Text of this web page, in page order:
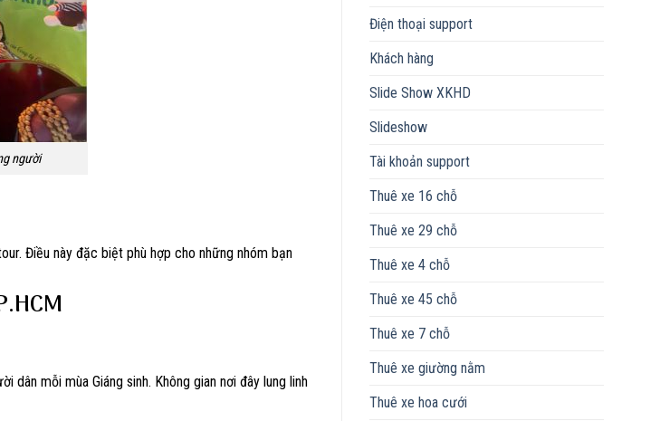
người
Điều này đặc biệt phù hợp cho những nhóm bạn
mỗi mùa Giáng sinh. Không gian nơi đây lung linh
Điện thoại support
Khách hàng
Slide Show XKHD
Slideshow
Tài khoản support
Thuê xe 16 chỗ
Thuê xe 29 chỗ
Thuê xe 4 chỗ
Thuê xe 45 chỗ
Thuê xe 7 chỗ
Thuê xe giường nằm
Thuê xe hoa cưới